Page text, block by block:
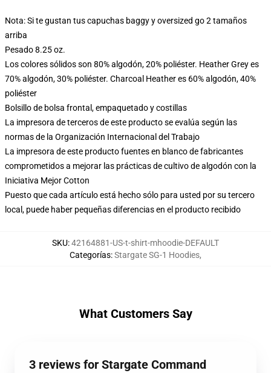
Nota: Si te gustan tus capuchas baggy y oversized go 2 tamaños
arriba
Pesado 8.25 oz.
Los colores sólidos son 80% algodón, 20% poliéster. Heather Grey es
70% algodón, 30% poliéster. Charcoal Heather es 60% algodón, 40%
poliéster
Bolsillo de bolsa frontal, empaquetado y costillas
La impresora de terceros de este producto se evalúa según las
normas de la Organización Internacional del Trabajo
La impresora de este producto fuentes en blanco de fabricantes
comprometidos a mejorar las prácticas de cultivo de algodón con la
Iniciativa Mejor Cotton
Puesto que cada artículo está hecho sólo para usted por su tercero
local, puede haber pequeñas diferencias en el producto recibido
SKU:42164881-US-t-shirt-mhoodie-DEFAULT
Categorías:Stargate SG-1 Hoodies,
What Customers Say
3 reviews for Stargate Command